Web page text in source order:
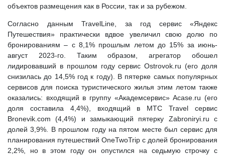
объектов размещения как в России, так и за рубежом.
Согласно данным TravelLine, за год сервис «Яндекс
Путешествия» практически вдвое увеличил свою долю по
бронированиям – с 8,1% прошлым летом до 15% за июнь-
август 2023-го. Таким образом, агрегатор обошел
лидировавший в прошлом году сервис Ostrovok.ru (его доля
снизилась до 14,5% год к году). В пятерке самых популярных
сервисов для поиска туристического жилья этим летом также
оказались: входящий в группу «Академсервис» Acase.ru (его
доля составила 4,4%), входящий в МТС Travel сервис
Bronevik.com (4,4%) и замыкающий пятерку Zabroniryi.ru с
долей 3,9%. В прошлом году на пятом месте был сервис для
планирования путешествий OneTwoTrip с долей бронирования
2,2%, но в этом году он опустился на седьмую строчку с